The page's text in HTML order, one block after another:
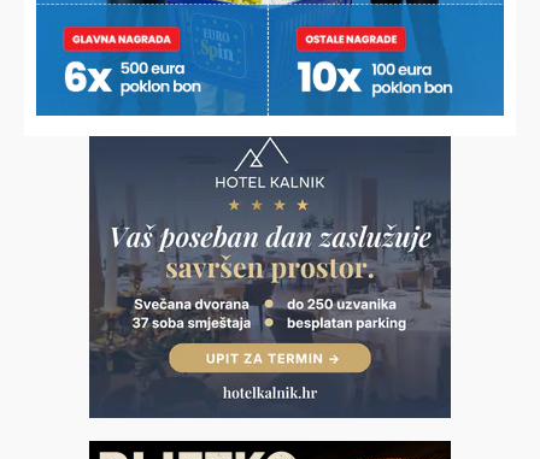
INAČE VOZI ELEKTRIČNI ROMOBIL
Uporni ponavljač prometnih prekršaja umalo ostavio oca